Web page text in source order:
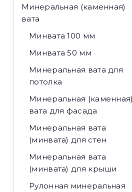
Минеральная (каменная)
вата
Минвата 100 мм
Минвата 50 мм
Минеральная вата для
потолка
Минеральная (каменная)
вата для фасада
Минеральная вата
(минвата) для стен
Минеральная вата
(минвата) для крыши
Рулонная минеральная